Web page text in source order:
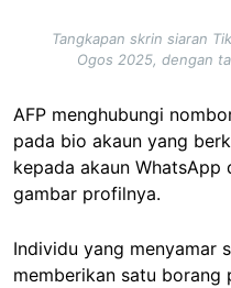
Tangkapan skrin siaran
Ogos 2025, dengan
AFP menghubungi
pada bio akaun yang
kepada akaun WhatsApp
gambar profilnya.
Individu yang menyamar
memberikan satu borang